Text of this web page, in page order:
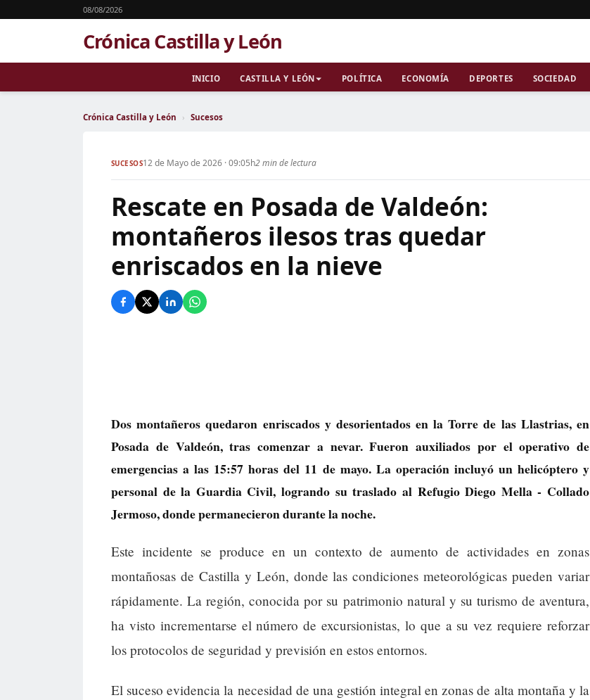
08/08/2026
Crónica Castilla y León
INICIO CASTILLA Y LEÓN POLÍTICA ECONOMÍA DEPORTES SOCIEDAD
Crónica Castilla y León › Sucesos
SUCESOS12 de Mayo de 2026 · 09:05h2 min de lectura
Rescate en Posada de Valdeón:
montañeros ilesos tras quedar
enriscados en la nieve
Dos montañeros quedaron enriscados y desorientados en la Torre de las Llastrias, en
Posada de Valdeón, tras comenzar a nevar. Fueron auxiliados por el operativo de
emergencias a las 15:57 horas del 11 de mayo. La operación incluyó un helicóptero y
personal de la Guardia Civil, logrando su traslado al Refugio Diego Mella - Collado
Jermoso, donde permanecieron durante la noche.
Este incidente se produce en un contexto de aumento de actividades en zonas
montañosas de Castilla y León, donde las condiciones meteorológicas pueden variar
rápidamente. La región, conocida por su patrimonio natural y su turismo de aventura,
ha visto incrementarse el número de excursionistas, lo que a su vez requiere reforzar
los protocolos de seguridad y previsión en estos entornos.
El suceso evidencia la necesidad de una gestión integral en zonas de alta montaña y la